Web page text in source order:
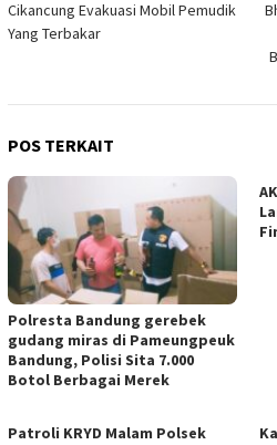
Cikancung Evakuasi Mobil Pemudik
Yang Terbakar
POS TERKAIT
Polresta Bandung gerebek
gudang miras di Pameungpeuk
Bandung, Polisi Sita 7.000
Botol Berbagai Merek
Patroli KRYD Malam Polsek